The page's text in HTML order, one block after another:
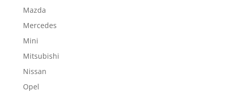
Mazda
Mercedes
Mini
Mitsubishi
Nissan
Opel